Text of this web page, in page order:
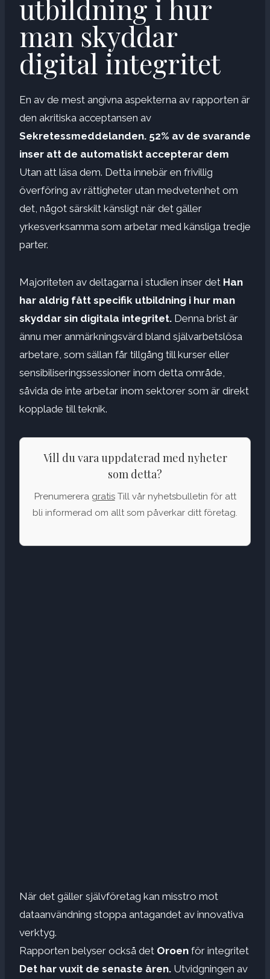
utbildning i hur
man skyddar
digital integritet
En av de mest angivna aspekterna av rapporten är
den akritiska acceptansen av
Sekretessmeddelanden. 52% av de svarande
inser att de automatiskt accepterar dem
Utan att läsa dem. Detta innebär en frivillig
överföring av rättigheter utan medvetenhet om
det, något särskilt känsligt när det gäller
yrkesverksamma som arbetar med känsliga tredje
parter.
Majoriteten av deltagarna i studien inser det Han
har aldrig fått specifik utbildning i hur man
skyddar sin digitala integritet. Denna brist är
ännu mer anmärkningsvärd bland självarbetslösa
arbetare, som sällan får tillgång till kurser eller
sensibiliseringssessioner inom detta område,
såvida de inte arbetar inom sektorer som är direkt
kopplade till teknik.
Vill du vara uppdaterad med nyheter
som detta?
Prenumerera gratisTill vår nyhetsbulletin för att
bli informerad om allt som påverkar ditt företag.
När det gäller självföretag kan misstro mot
dataanvändning stoppa antagandet av innovativa
verktyg.
Rapporten belyser också det Oroen för integritet
Det har vuxit de senaste åren. Utvidgningen av